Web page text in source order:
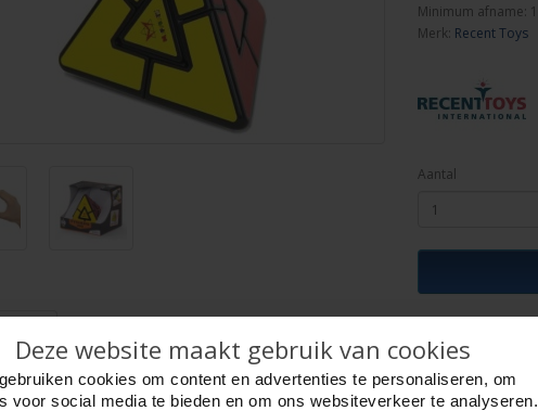
Minimum afname: 1
Merk: Recent Toys
Aantal
Duo - Brainpuzzle.
puzzel lijkt voor beginners.
Deze website maakt gebruik van cookies
cookies om content en advertenties te personaliseren, om
voor social media te bieden en om ons websiteverkeer te analyseren.